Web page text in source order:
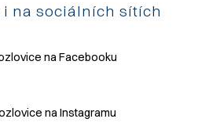
i na sociálních sítích
na Facebooku
na Instagramu